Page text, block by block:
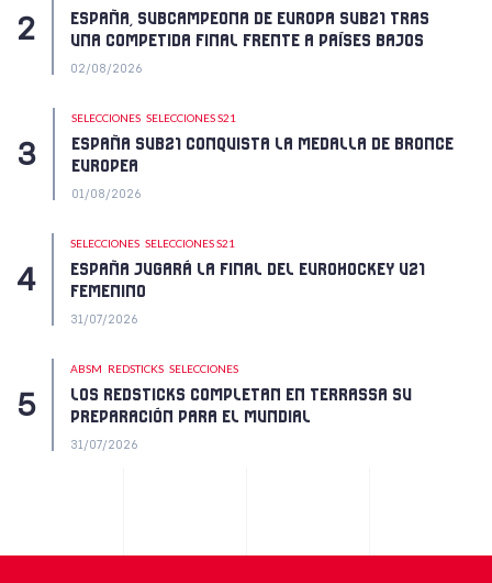
ESPAÑA, SUBCAMPEONA DE EUROPA SUB21 TRAS
UNA COMPETIDA FINAL FRENTE A PAÍSES BAJOS
02/08/2026
SELECCIONES SELECCIONES S21
ESPAÑA SUB21 CONQUISTA LA MEDALLA DE BRONCE
EUROPEA
01/08/2026
SELECCIONES SELECCIONES S21
ESPAÑA JUGARÁ LA FINAL DEL EUROHOCKEY U21
FEMENINO
31/07/2026
ABSM REDSTICKS SELECCIONES
LOS REDSTICKS COMPLETAN EN TERRASSA SU
PREPARACIÓN PARA EL MUNDIAL
31/07/2026